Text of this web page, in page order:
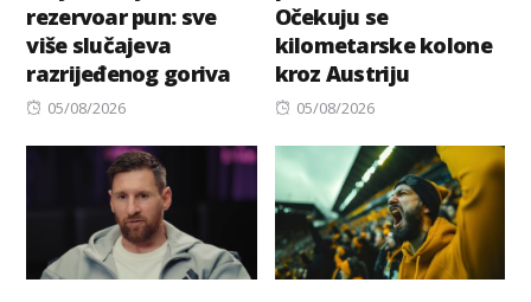
rezervoar pun: sve
više slučajeva
razrijeđenog goriva
Posted
05/08/2026
Očekuju se
kilometarske kolone
kroz Austriju
Posted
05/08/2026